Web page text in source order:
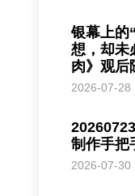
银幕上的
想，却
肉》观后
2026-07-28
制作手把
2026-07-30